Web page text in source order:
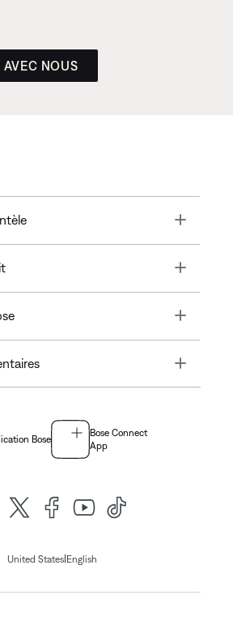
NOUS
Toggle
Toggle
Toggle
Toggle
Bose
Bose Connect
App
United States| English